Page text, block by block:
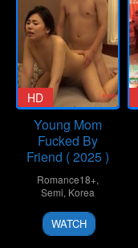
HD
Young Mom
Fucked By
Friend ( 2025 )
Romance18+,
Semi, Korea
WATCH